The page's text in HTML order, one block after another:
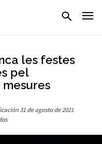
les festes
pel
31 de agosto de 2021